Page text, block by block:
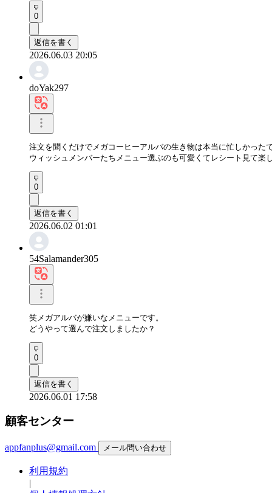
0
返信を書く
2026.06.03 20:05
doYak297
注文を聞くだけでメガコーヒーアルバの生き物は本当に忙しかった
ウィッシュメンバーたちメニュー選ぶのも可愛くてレシート見て楽
0
返信を書く
2026.06.02 01:01
54Salamander305
笑メガアルバが嫌いなメニューです。
どうやって選んで注文しましたか？
0
返信を書く
2026.06.01 17:58
顧客センター
appfanplus@gmail.com メール問い合わせ
利用規約
|